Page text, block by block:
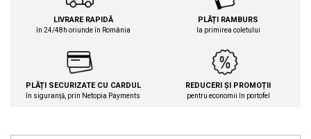
LIVRARE RAPIDĂ
în 24/48h oriunde în România
PLĂȚI RAMBURS
la primirea coletului
PLĂȚI SECURIZATE CU CARDUL
în siguranță, prin Netopia Payments
REDUCERI ȘI PROMOȚII
pentru economii în portofel